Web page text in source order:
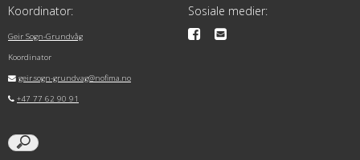
Koordinator:
Geir Sogn-Grundvåg
Koordinator
geir.sogn-grundvag@nofima.no
+47 77 62 90 91
Sosiale medier: